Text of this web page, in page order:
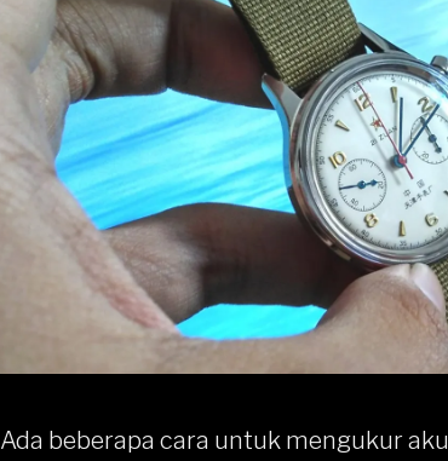
Ada beberapa cara untuk mengukur